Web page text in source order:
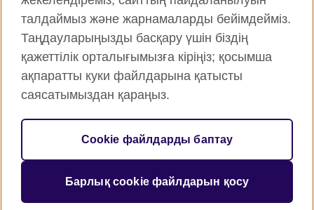
Flickr
British Council жаһанды түрде
Құпиялық және пайдалану шарттары
Cookie файлдары
Веб-тораптың картасы
© 2026 British Council
талдаймыз және жарнамаларды бейімдейміз.
Таңдауларыңызды басқару үшін біздің
қажеттілік орталығымызға кіріңіз; қосымша
ақпаратты куки файлдарына қатысты
саясатымыздан қараңыз.
Cookie файлдарды баптау
Барлық cookie файлдарын қосу